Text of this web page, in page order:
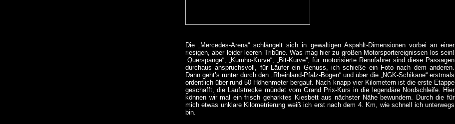
Die „Mercedes-Arena“ schlängelt sich in gewaltigen Aspahlt-Dimensionen vorbei an einer
riesigen, aber leider leeren Tribüne. Was mag hier zu großen Motorsportereignissen los sein!
„Querspange“, „Kumho-Kurve“, „Bit-Kurve“, für motorisierte Rennfahrer sind diese Passagen
durchaus anspruchsvoll, für Läufer ein Genuss, ich schieße ein Foto nach dem anderen.
Dann geht’s runter durch den „Rheinland-Pfalz-Bogen“ und über die „NGK-Schikane“ erstmals
ordentlich über rund 50 Höhenmeter bergauf. Nach knapp vier Kilometern ist die erste Etappe
geschafft, die Laufstrecke mündet vom Grand Prix-Kurs in die legendäre Nordschleife. Hier
können wir mal ein frisch geharktes Kiesbett aus nächster Nähe bewundern. Durch die für
mich etwas unklare Kilometrierung weiß ich erst nach dem 4. Km, wie schnell ich unterwegs
bin.